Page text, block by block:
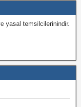
yasal temsilcilerinindir.